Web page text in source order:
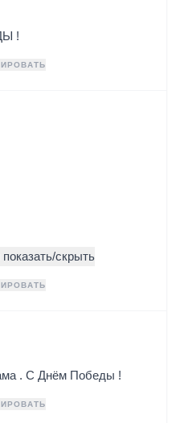
!
. С Днём Победы !